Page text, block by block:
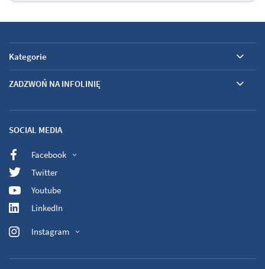
Kategorie
ZADZWOŃ NA INFOLINIĘ
SOCIAL MEDIA
Facebook
Twitter
Youtube
LinkedIn
Instagram